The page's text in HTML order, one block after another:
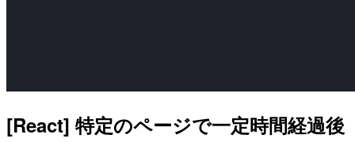
[React] 特定のページで一定時間経過後